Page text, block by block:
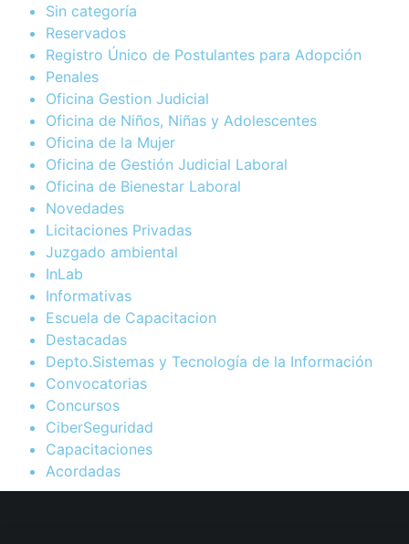
Sin categoría
Reservados
Registro Único de Postulantes para Adopción
Penales
Oficina Gestion Judicial
Oficina de Niños, Niñas y Adolescentes
Oficina de la Mujer
Oficina de Gestión Judicial Laboral
Oficina de Bienestar Laboral
Novedades
Licitaciones Privadas
Juzgado ambiental
InLab
Informativas
Escuela de Capacitacion
Destacadas
Depto.Sistemas y Tecnología de la Información
Convocatorias
Concursos
CiberSeguridad
Capacitaciones
Acordadas